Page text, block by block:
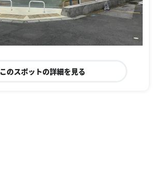
このスポットの詳細を見る